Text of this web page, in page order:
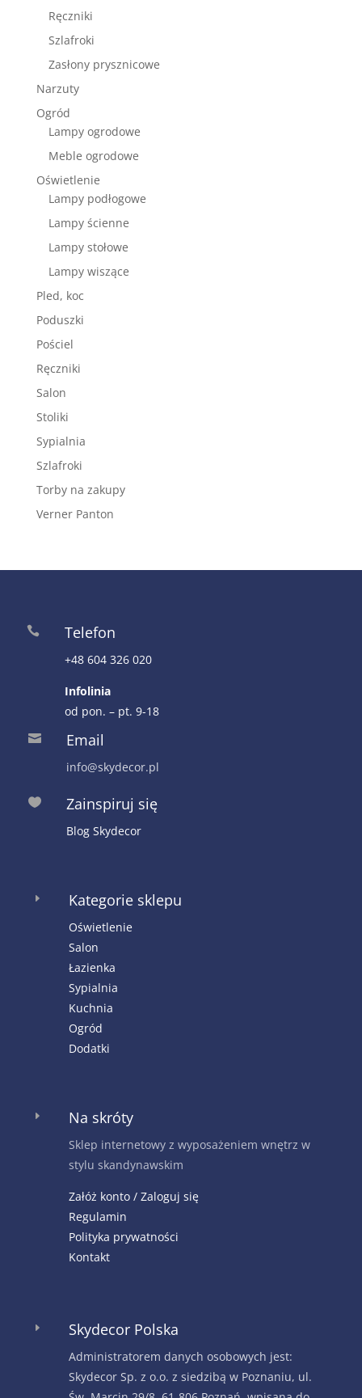
Ręczniki
Szlafroki
Zasłony prysznicowe
Narzuty
Ogród
Lampy ogrodowe
Meble ogrodowe
Oświetlenie
Lampy podłogowe
Lampy ścienne
Lampy stołowe
Lampy wiszące
Pled, koc
Poduszki
Pościel
Ręczniki
Salon
Stoliki
Sypialnia
Szlafroki
Torby na zakupy
Verner Panton
 Telefon
+48 604 326 020
Infolinia
od pon. – pt. 9-18
 Email
info@skydecor.pl
 Zainspiruj się
Blog Skydecor
E Kategorie sklepu
Oświetlenie
Salon
Łazienka
Sypialnia
Kuchnia
Ogród
Dodatki
E Na skróty
Sklep internetowy z wyposażeniem wnętrz w
stylu skandynawskim
Załóż konto / Zaloguj się
Regulamin
Polityka prywatności
Kontakt
E Skydecor Polska
Administratorem danych osobowych jest:
Skydecor Sp. z o.o. z siedzibą w Poznaniu, ul.